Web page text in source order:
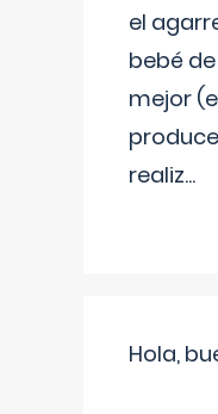
el
bebé
mejor
realiz...
Hola,